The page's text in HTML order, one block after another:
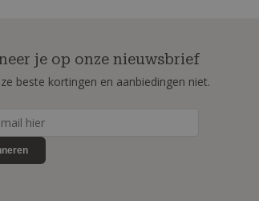
je op onze nieuwsbrief
beste kortingen en aanbiedingen niet.